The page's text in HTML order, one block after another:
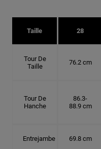
Taille 28
Tour De
Taille
76.2 cm
Tour De
Hanche
86.3-
88.9 cm
Entrejambe 69.8 cm